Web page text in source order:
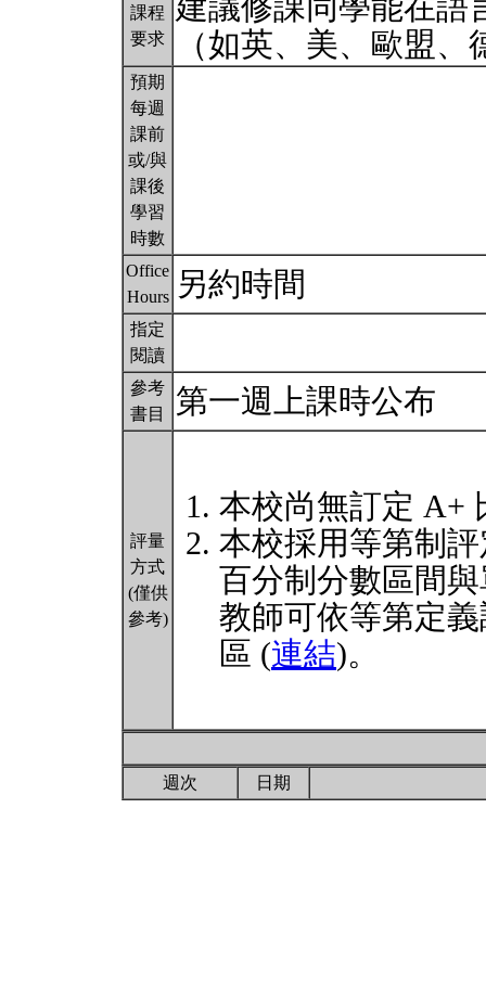
課程
要求
建議修課同學能在語
（如英、美、歐盟
預期
每週
課前
或/與
課後
學習
時數
Office
Hours
另約時間
指定
閱讀
參考
書目
第一週上課時公布
評量
方式
(僅供
參考)
本校尚無訂定 A+
本校採用等第制
百分制分數區間
教師可依等第定
區 (連結)。
週次 日期